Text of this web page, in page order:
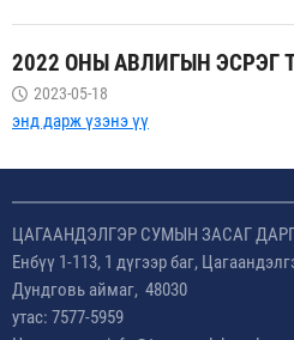
2022 ОНЫ АВЛИГЫН ЭСРЭГ
2023-05-18
энд дарж үзэнэ үү
ЦАГААНДЭЛГЭР СУМЫН ЗАСАГ
Енбүү 1-113, 1 дүгээр баг,
Дундговь аймаг, 48030
утас: 7577-5959